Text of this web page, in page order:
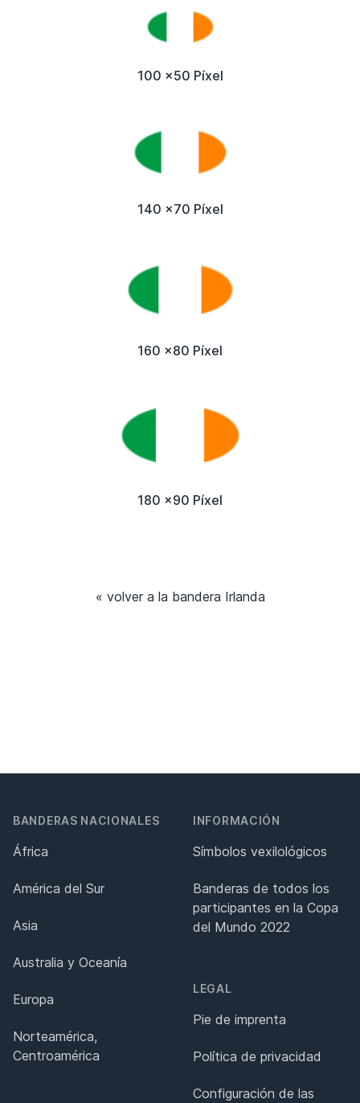
100 x50 Píxel
140 x70 Píxel
160 x80 Píxel
180 x90 Píxel
« volver a la bandera Irlanda
BANDERAS NACIONALES
África
América del Sur
Asia
Australia y Oceanía
Europa
Norteamérica,
Centroamérica
INFORMACIÓN
Símbolos vexilológicos
Banderas de todos los
participantes en la Copa
del Mundo 2022
LEGAL
Pie de imprenta
Política de privacidad
Configuración de las